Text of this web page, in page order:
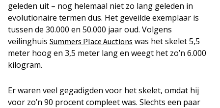
geleden uit – nog helemaal niet zo lang geleden in
evolutionaire termen dus. Het geveilde exemplaar is
tussen de 30.000 en 50.000 jaar oud. Volgens
veilinghuis Summers Place Auctions was het skelet 5,5
meter hoog en 3,5 meter lang en weegt het zo’n 6.000
kilogram.
Er waren veel gegadigden voor het skelet, omdat hij
voor zo’n 90 procent compleet was. Slechts een paar